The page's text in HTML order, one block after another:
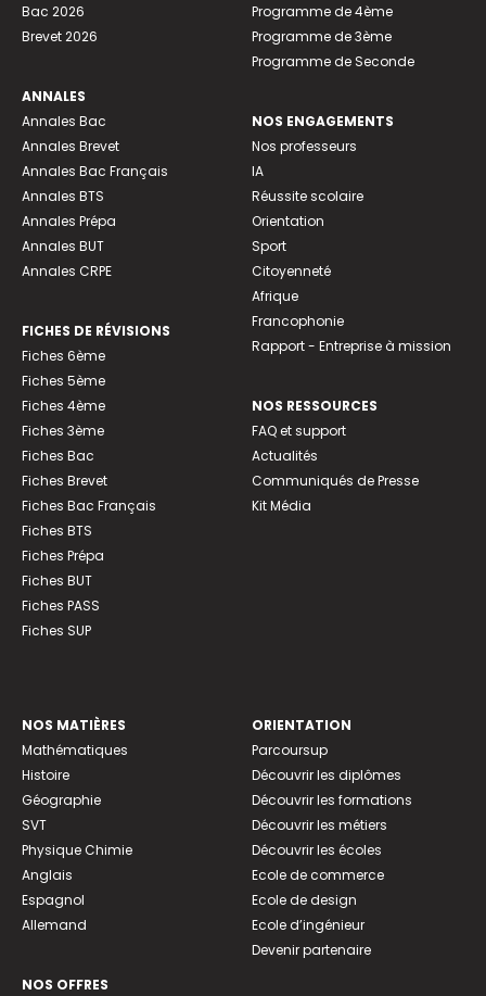
Du 15 au 19 juin, découvre le mondial de la
défense et de la sécurité
Bac 2026
Brevet 2026
ANNALES
Annales Bac
Annales Brevet
Annales Bac Français
Annales BTS
Annales Prépa
Annales BUT
Annales CRPE
FICHES DE RÉVISIONS
Fiches 6ème
Fiches 5ème
Fiches 4ème
Fiches 3ème
Fiches Bac
Fiches Brevet
Fiches Bac Français
Fiches BTS
Fiches Prépa
Fiches BUT
Fiches PASS
Fiches SUP
Programme de 4ème
Programme de 3ème
Programme de Seconde
NOS ENGAGEMENTS
Nos professeurs
IA
Réussite scolaire
Orientation
Sport
Citoyenneté
Afrique
Francophonie
Rapport - Entreprise à mission
NOS RESSOURCES
FAQ et support
Actualités
Communiqués de Presse
Kit Média
NOS MATIÈRES
Mathématiques
Histoire
Géographie
SVT
Physique Chimie
Anglais
Espagnol
Allemand
NOS OFFRES
ORIENTATION
Parcoursup
Découvrir les diplômes
Découvrir les formations
Découvrir les métiers
Découvrir les écoles
Ecole de commerce
Ecole de design
Ecole d’ingénieur
Devenir partenaire